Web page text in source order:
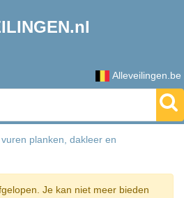
Alleveilingen.be
planken, dakleer en
Je kan niet meer bieden